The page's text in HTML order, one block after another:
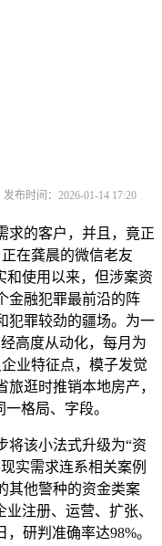
发布时间：2026-01-14 17:20
的客户，并且，竟正
在龚晨的微信老友
和使用以来，但涉案资
金融犯罪最前沿的阵
犯罪较劲的疆场。为一
高度从动化，每月为
业特征点，模子发觉
逛时推销本地房产，
格局、字段。
该小法式升级为“资
实需求连系相关案例
其他警种的资金类案
注册、运营、扩张、
研判准确率达98%。